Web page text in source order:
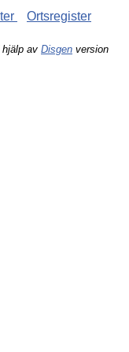
Ortsregister
hjälp av Disgen version